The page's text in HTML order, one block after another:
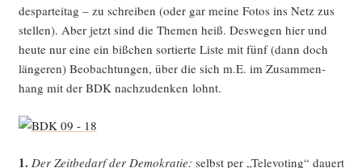
des­par­tei­tag – zu schrei­ben (oder gar mei­ne Fotos ins Netz zus
stel­len). Aber jetzt sind die The­men heiß. Des­we­gen hier und
heu­te nur eine ein biß­chen sor­tier­te Lis­te mit fünf (dann doch
län­ge­ren) Beob­ach­tun­gen, über die sich m.E. im Zusam­men­
hang mit der BDK nach­zu­den­ken lohnt.
1. Der Zeit­be­darf der Demo­kra­tie: selbst per „Tele­vo­ting“ dau­ert